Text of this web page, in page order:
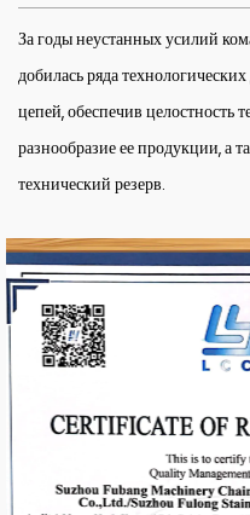
За годы неустанных усилий
добилась ряда
цепей, обеспечив целостность
разнообразие ее продукции, а
технический резерв.